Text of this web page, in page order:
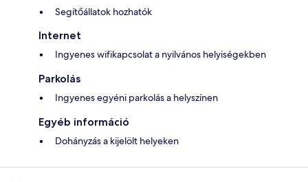
Segítőállatok hozhatók
Internet
Ingyenes wifikapcsolat a nyilvános helyiségekben
Parkolás
Ingyenes egyéni parkolás a helyszínen
Egyéb információ
Dohányzás a kijelölt helyeken